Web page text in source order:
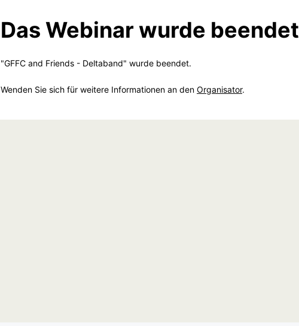
Das Webinar wurde beendet
"GFFC and Friends - Deltaband" wurde beendet.
Wenden Sie sich für weitere Informationen an den Organisator.